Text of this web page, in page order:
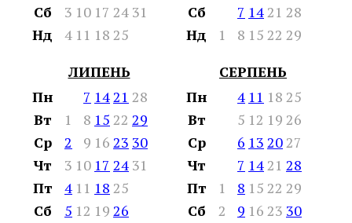
Сб
3 10 17 24 31
Нд
4 11 18 25
Сб
7 1421 28
Нд
1 8 15 22 29
ЛИПЕНЬ
Пн
7 1421 28
Вт
1 8 15 22 29
Ср
2 9 16 23 30
Чт
3 10 17 24 31
Пт
4 11 18 25
Сб
5 12 19 26
СЕРПЕНЬ
Пн
4 11 18 25
Вт
5 12 19 26
Ср
6 13 2027
Чт
7 1421 28
Пт
1 8 15 22 29
Сб
2 9 16 23 30